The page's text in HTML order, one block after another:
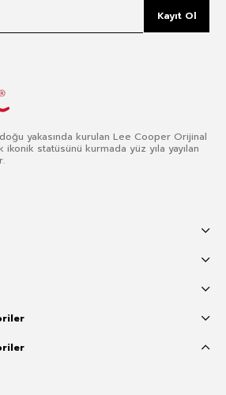
Kayıt Ol
doğu yakasında kurulan Lee Cooper Orijinal
ikonik statüsünü kurmada yüz yıla yayılan